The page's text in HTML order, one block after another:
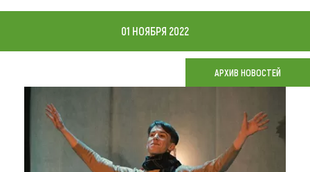
Что привезти (сувениры)
О регионе
Коллекция впечатлений
01 НОЯБРЯ 2022
АРХИВ НОВОСТЕЙ